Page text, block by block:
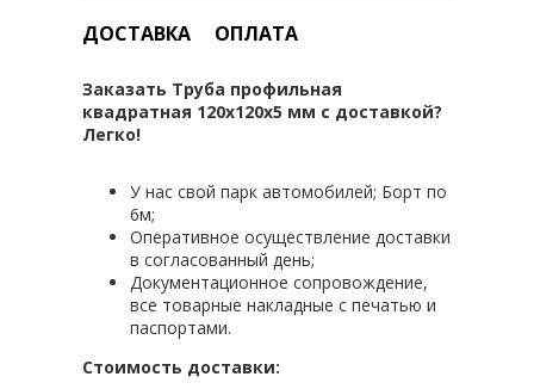
ДОСТАВКА ОПЛАТА
Заказать Труба профильная
квадратная 120х120х5 мм с доставкой?
Легко!
У нас свой парк автомобилей; Борт по
6м;
Оперативное осуществление доставки
в согласованный день;
Документационное сопровождение,
все товарные накладные с печатью и
паспортами.
Стоимость доставки: